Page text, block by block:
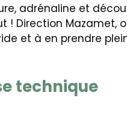
adrénaline et
! Direction Mazamet,
et à en prendre
technique